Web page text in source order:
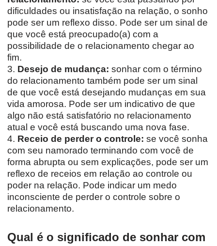
dificuldades ou insatisfação na relação, o sonho
pode ser um reflexo disso. Pode ser um sinal de
que você está preocupado(a) com a
possibilidade de o relacionamento chegar ao
fim.
3. Desejo de mudança: sonhar com o término
do relacionamento também pode ser um sinal
de que você está desejando mudanças em sua
vida amorosa. Pode ser um indicativo de que
algo não está satisfatório no relacionamento
atual e você está buscando uma nova fase.
4. Receio de perder o controle: se você sonha
com seu namorado terminando com você de
forma abrupta ou sem explicações, pode ser um
reflexo de receios em relação ao controle ou
poder na relação. Pode indicar um medo
inconsciente de perder o controle sobre o
relacionamento.
Qual é o significado de sonhar com